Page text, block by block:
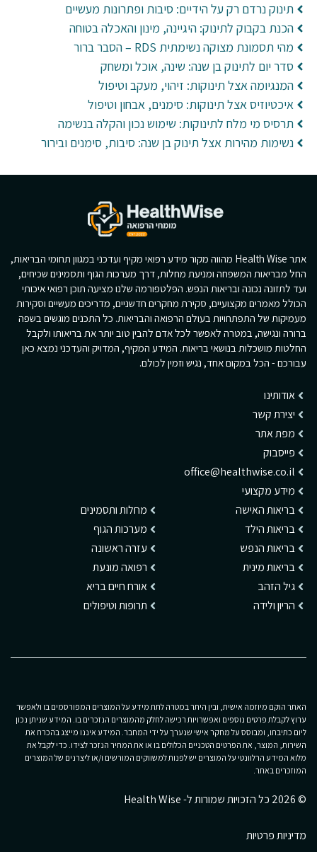
תינוק נרדם רק על הידיים: סיבות ופתרונות מעשיים
הכנת בקבוק לתינוק: היגיינה, מינון והאכלה בטוחה
מהי תסמונת מצוקה נשימתית RDS – הסבר ברור
סדר יום לתינוק בן שנה: שינה, אוכל ומשחק
המנגיומה אצל תינוקות: זיהוי, מעקב וטיפול
איכטיוזיס אצל תינוקות: סימנים, אבחון וטיפול
תרסיס מי מלח לתינוקות: שימוש נכון והקלה בנשימה
נשימות מהירות אצל תינוק בן שנה: סיבות, סימנים ובירור
אתר Health Wise מהווה מקור מידע רפואי מקיף ועדכני במגוון תחומי הבריאות,
החל מבריאות המשפחה ומניעת מחלות, דרך מערכות הגוף ותסמינים שכיחים,
ועד לתזונה נכונה ובריאות הנפש. הפלטפורמה שלנו מציעה תוכן רפואי איכותי
הכולל מאמרים מקצועיים, סקירת מחקרים חדשניים, מדריכים מעשיים וסקירות
מעמיקות של התפתחויות בעולם הרפואה והבריאות. כל התכנים מוגשים בשפה
ברורה ונגישה, במטרה לאפשר לכל אדם להבין טוב יותר את בריאותו ולקבל
החלטות מושכלות בנושאי בריאות. המידע המקיף, המדויק והעדכני נמצא כאן
עבורכם - הכל במקום אחד, נגיש וזמין לכולם.
אודותינו
יצירת קשר
מפת אתר
פייסבוק
office@healthwise.co.il
מידע מקצועי
בריאות האישה
בריאות הילד
בריאות הנפש
בריאות מינית
גיל הזהב
הריון ולידה
מחלות ותסמינים
מערכות הגוף
עזרה ראשונה
רפואה מונעת
אורח חיים בריא
תרופות וטיפולים
האתר הוקם מיוזמה אישית, ובין היתר במטרה לתת מידע על המוצרים המפורסמים בו ולאפשר
ערוץ לקבלת פרטים נוספים ואפשרויות רכישה לחלק מהמוצרים הנזכרים בו. המידע שניתן נכון
ליום כתיבתו, ומבוסס על מחקר אישי שנערך על ידי המחבר. המידע איננו מייצג בהכרח את
השירות, המוצר, את הפרטים הטכניים הכלולים בו או את המחיר הנזכר לצידו. כדי לקבל את
מלוא המידע הרלוונטי על המוצרים יש לפנות למשווקים המורשים ו/או ליצרנים של המוצרים
המוזכרים באתר.
© 2026 כל הזכויות שמורות ל- Health Wise
מדיניות פרטיות